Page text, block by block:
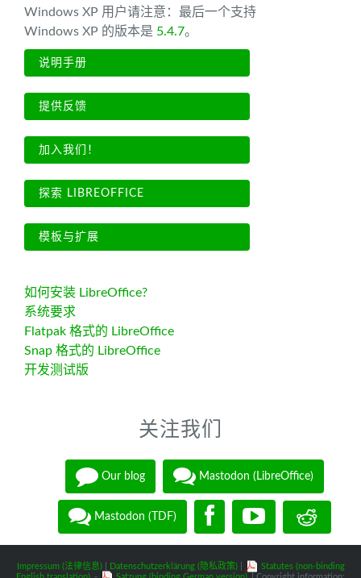
Windows XP 用户请注意：最后一个支持
Windows XP 的版本是 5.4.7。
说明手册
提供反馈
加入我们！
探索 LIBREOFFICE
模板与扩展
如何安装 LibreOffice?
系统要求
Flatpak 格式的 LibreOffice
Snap 格式的 LibreOffice
开发测试版
关注我们
Our blog Mastodon (LibreOffice)
Mastodon (TDF)
Impressum (法律信息)| Datenschutzerklärung (隐私政策)|
Statutes (non-binding